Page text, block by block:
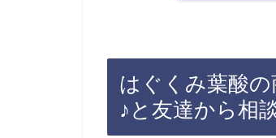
はぐくみ葉酸
♪と友達から相